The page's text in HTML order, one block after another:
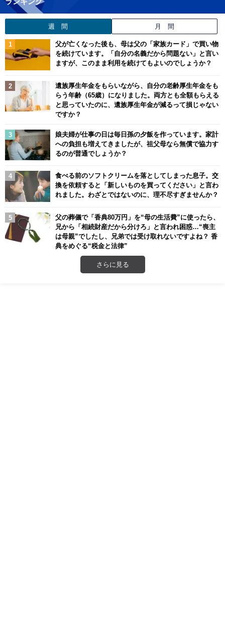
週 間 月 間
父が亡くなった後も、母は父の「家族カード」で買い物
を続けています。「自分の名義だから問題ない」と言い
ますが、このまま利用を続けてもよいのでしょうか？
遺族厚生年金をもらいながら、自分の老齢厚生年金をも
らう年齢（65歳）になりました。両方とも全額もらえる
と思っていたのに、遺族厚生年金が減るって損じゃない
ですか？
娘夫婦が仕事の日は毎日孫の夕飯を作っています。家計
への負担も増えてきましたが、祖父母なら無償で協力す
るのが普通でしょうか？
食べる前のソフトクリームを落としてしまった息子。交
換を依頼すると「新しいものを買ってください」と言わ
れました。わざとではないのに、理不尽すぎませんか？
父の葬儀で「香典80万円」を“母の生活費”に使ったら、
兄から「相続財産だから分けろ」と言われ困惑…“喪主
は母親”でしたし、兄弟では受け取れないですよね？ 香
典をめぐる“税金と法律”
さらに見る